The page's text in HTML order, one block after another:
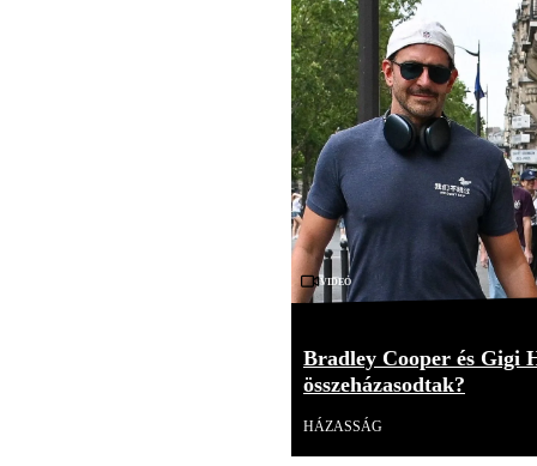
Videó
Bradley Cooper és Gigi
összeházasodtak?
HÁZASSÁG